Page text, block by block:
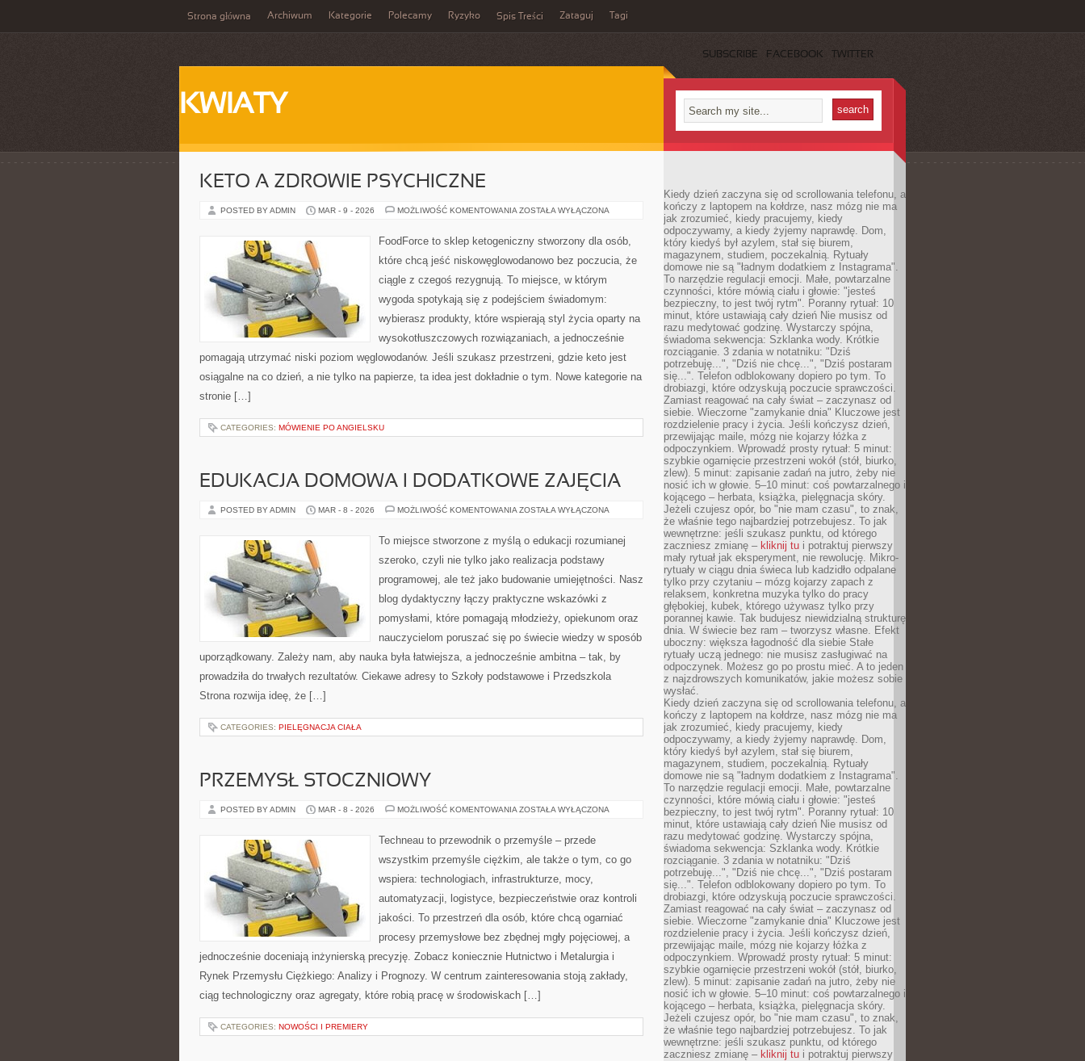
Strona główna Archiwum Kategorie Polecamy Ryzyko Spis Treści Zataguj Tagi
SUBSCRIBE FACEBOOK TWITTER
KWIATY
KETO A ZDROWIE PSYCHICZNE
POSTED BY ADMIN MAR - 9 - 2026 MOŻLIWOŚĆ KOMENTOWANIA KETO
PSYCHICZNE
ZOSTAŁA WYŁĄCZONA
FoodForce to sklep ketogeniczny stworzony dla osób,
które chcą jeść niskowęglowodanowo bez poczucia, że
ciągle z czegoś rezygnują. To miejsce, w którym
wygoda spotykają się z podejściem świadomym:
wybierasz produkty, które wspierają styl życia oparty na
wysokotłuszczowych rozwiązaniach, a jednocześnie
pomagają utrzymać niski poziom węglowodanów. Jeśli szukasz przestrzeni, gdzie keto jest
osiągalne na co dzień, a nie tylko na papierze, ta idea jest dokładnie o tym. Nowe kategorie na
stronie […]
CATEGORIES: MÓWIENIE PO ANGIELSKU
EDUKACJA DOMOWA I DODATKOWE ZAJĘCIA
POSTED BY ADMIN MAR - 8 - 2026 MOŻLIWOŚĆ KOMENTOWANIA EDUKACJA
DODATKOWE
ZAJĘCIA
ZOSTAŁA WYŁĄCZONA
To miejsce stworzone z myślą o edukacji rozumianej
szeroko, czyli nie tylko jako realizacja podstawy
programowej, ale też jako budowanie umiejętności. Nasz
blog dydaktyczny łączy praktyczne wskazówki z
pomysłami, które pomagają młodzieży, opiekunom oraz
nauczycielom poruszać się po świecie wiedzy w sposób
uporządkowany. Zależy nam, aby nauka była łatwiejsza, a jednocześnie ambitna – tak, by
prowadziła do trwałych rezultatów. Ciekawe adresy to Szkoły podstawowe i Przedszkola
Strona rozwija ideę, że […]
CATEGORIES: PIELĘGNACJA CIAŁA
PRZEMYSŁ STOCZNIOWY
POSTED BY ADMIN MAR - 8 - 2026 MOŻLIWOŚĆ KOMENTOWANIA PRZEMYSŁ
ZOSTAŁA WYŁĄCZONA
Techneau to przewodnik o przemyśle – przede
wszystkim przemyśle ciężkim, ale także o tym, co go
wspiera: technologiach, infrastrukturze, mocy,
automatyzacji, logistyce, bezpieczeństwie oraz kontroli
jakości. To przestrzeń dla osób, które chcą ogarniać
procesy przemysłowe bez zbędnej mgły pojęciowej, a
jednocześnie doceniają inżynierską precyzję. Zobacz koniecznie Hutnictwo i Metalurgia i
Rynek Przemysłu Ciężkiego: Analizy i Prognozy. W centrum zainteresowania stoją zakłady,
ciąg technologiczny oraz agregaty, które robią pracę w środowiskach […]
CATEGORIES: NOWOŚCI I PREMIERY
Kiedy dzień zaczyna się od scrollowania telefonu, a
kończy z laptopem na kołdrze, nasz mózg nie ma
jak zrozumieć, kiedy pracujemy, kiedy
odpoczywamy, a kiedy żyjemy naprawdę. Dom,
który kiedyś był azylem, stał się biurem,
magazynem, studiem, poczekalnią. Rytuały
domowe nie są "ładnym dodatkiem z Instagrama".
To narzędzie regulacji emocji. Małe, powtarzalne
czynności, które mówią ciału i głowie: "jesteś
bezpieczny, to jest twój rytm". Poranny rytuał: 10
minut, które ustawiają cały dzień Nie musisz od
razu medytować godzinę. Wystarczy spójna,
świadoma sekwencja: Szklanka wody. Krótkie
rozciąganie. 3 zdania w notatniku: "Dziś
potrzebuję...", "Dziś nie chcę...", "Dziś postaram
się...". Telefon odblokowany dopiero po tym. To
drobiazgi, które odzyskują poczucie sprawczości.
Zamiast reagować na cały świat – zaczynasz od
siebie. Wieczorne "zamykanie dnia" Kluczowe jest
rozdzielenie pracy i życia. Jeśli kończysz dzień,
przewijając maile, mózg nie kojarzy łóżka z
odpoczynkiem. Wprowadź prosty rytuał: 5 minut:
szybkie ogarnięcie przestrzeni wokół (stół, biurko,
zlew). 5 minut: zapisanie zadań na jutro, żeby nie
nosić ich w głowie. 5–10 minut: coś powtarzalnego i
kojącego – herbata, książka, pielęgnacja skóry.
Jeżeli czujesz opór, bo "nie mam czasu", to znak,
że właśnie tego najbardziej potrzebujesz. To jak
wewnętrzne: jeśli szukasz punktu, od którego
zaczniesz zmianę – kliknij tu i potraktuj pierwszy
mały rytuał jak eksperyment, nie rewolucję. Mikro-
rytuały w ciągu dnia świeca lub kadzidło odpalane
tylko przy czytaniu – mózg kojarzy zapach z
relaksem, konkretna muzyka tylko do pracy
głębokiej, kubek, którego używasz tylko przy
porannej kawie. Tak budujesz niewidzialną strukturę
dnia. W świecie bez ram – tworzysz własne. Efekt
uboczny: większa łagodność dla siebie Stałe
rytuały uczą jednego: nie musisz zasługiwać na
odpoczynek. Możesz go po prostu mieć. A to jeden
z najzdrowszych komunikatów, jakie możesz sobie
wysłać.
Kiedy dzień zaczyna się od scrollowania telefonu, a
kończy z laptopem na kołdrze, nasz mózg nie ma
jak zrozumieć, kiedy pracujemy, kiedy
odpoczywamy, a kiedy żyjemy naprawdę. Dom,
który kiedyś był azylem, stał się biurem,
magazynem, studiem, poczekalnią. Rytuały
domowe nie są "ładnym dodatkiem z Instagrama".
To narzędzie regulacji emocji. Małe, powtarzalne
czynności, które mówią ciału i głowie: "jesteś
bezpieczny, to jest twój rytm". Poranny rytuał: 10
minut, które ustawiają cały dzień Nie musisz od
razu medytować godzinę. Wystarczy spójna,
świadoma sekwencja: Szklanka wody. Krótkie
rozciąganie. 3 zdania w notatniku: "Dziś
potrzebuję...", "Dziś nie chcę...", "Dziś postaram
się...". Telefon odblokowany dopiero po tym. To
drobiazgi, które odzyskują poczucie sprawczości.
Zamiast reagować na cały świat – zaczynasz od
siebie. Wieczorne "zamykanie dnia" Kluczowe jest
rozdzielenie pracy i życia. Jeśli kończysz dzień,
przewijając maile, mózg nie kojarzy łóżka z
odpoczynkiem. Wprowadź prosty rytuał: 5 minut:
szybkie ogarnięcie przestrzeni wokół (stół, biurko,
zlew). 5 minut: zapisanie zadań na jutro, żeby nie
nosić ich w głowie. 5–10 minut: coś powtarzalnego i
kojącego – herbata, książka, pielęgnacja skóry.
Jeżeli czujesz opór, bo "nie mam czasu", to znak,
że właśnie tego najbardziej potrzebujesz. To jak
wewnętrzne: jeśli szukasz punktu, od którego
zaczniesz zmianę – kliknij tu i potraktuj pierwszy